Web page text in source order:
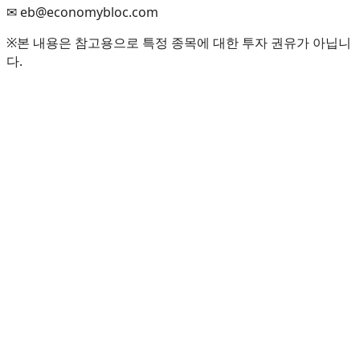
✉ eb@economybloc.com
※본 내용은 참고용으로 특정 종목에 대한 투자 권유가 아닙니
다.